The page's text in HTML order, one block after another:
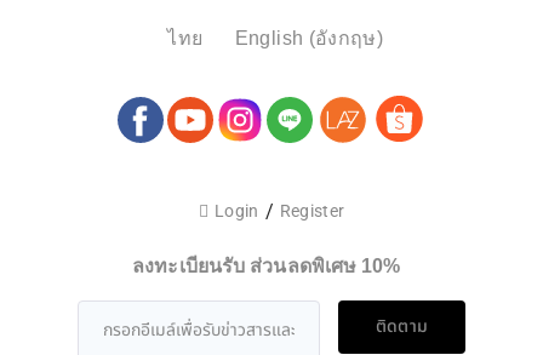
ไทย English (อังกฤษ)
ลงทะเบียนรับ ส่วนลดพิเศษ 10%
ติดตาม
Login / Register